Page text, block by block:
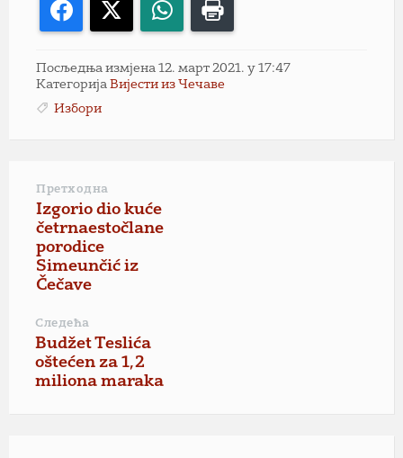
Facebook WhatsApp
Посљедња измјена 12. март 2021. у 17:47
Категорија Вијести из Чечаве
Избори
Претходна
Izgorio dio kuće
četrnaestočlane
porodice
Simeunčić iz
Čečave
Следећа
Budžet Teslića
oštećen za 1,2
miliona maraka